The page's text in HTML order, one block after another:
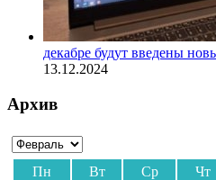
декабре будут введены
13.12.2024
Архив
Пн Вт Ср Чт